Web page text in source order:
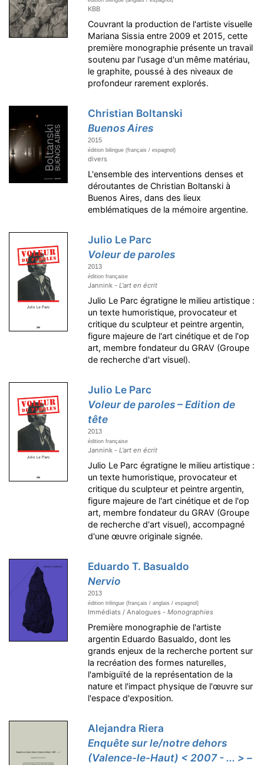
KBB
Couvrant la production de l'artiste visuelle
Mariana Sissia entre 2009 et 2015, cette
première monographie présente un travail
soutenu par l'usage d'un même matériau,
le graphite, poussé à des niveaux de
profondeur rarement explorés.
Christian Boltanski
Buenos Aires
2015
édition bilingue (français / espagnol)
divers
L'ensemble des interventions denses et
déroutantes de Christian Boltanski à
Buenos Aires, dans des lieux
emblématiques de la mémoire argentine.
Julio Le Parc
Voleur de paroles
2013
édition française
Jannink -L'art en écrit
Julio Le Parc égratigne le milieu artistique :
un texte humoristique, provocateur et
critique du sculpteur et peintre argentin,
figure majeure de l'art cinétique et de l'op
art, membre fondateur du GRAV (Groupe
de recherche d'art visuel).
Julio Le Parc
Voleur de paroles – Edition de
tête
2013
édition française
Jannink -L'art en écrit
Julio Le Parc égratigne le milieu artistique :
un texte humoristique, provocateur et
critique du sculpteur et peintre argentin,
figure majeure de l'art cinétique et de l'op
art, membre fondateur du GRAV (Groupe
de recherche d'art visuel), accompagné
d'une œuvre originale signée.
Eduardo T. Basualdo
Nervio
2013
édition trilingue (français / anglais / espagnol)
Immédiats / Analogues -Monographies
Première monographie de l'artiste
argentin Eduardo Basualdo, dont les
grands enjeux de la recherche portent sur
la recréation des formes naturelles,
l'ambiguïté de la représentation de la
nature et l'impact physique de l'œuvre sur
l'espace d'exposition.
Alejandra Riera
Enquête sur le/notre dehors
(Valence-le-Haut) < 2007 - ... > –